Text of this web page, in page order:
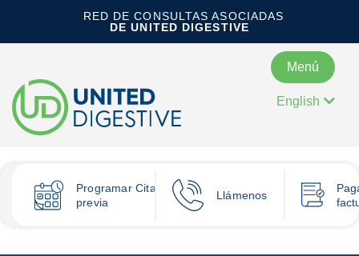
RED DE CONSULTAS ASOCIADAS
DE UNITED DIGESTIVE
Menú
English
ProgramarCita
previa
Llámenos